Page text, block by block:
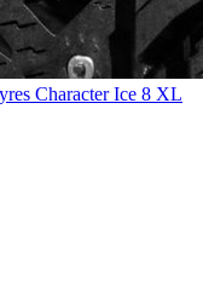
Character Ice 8 XL